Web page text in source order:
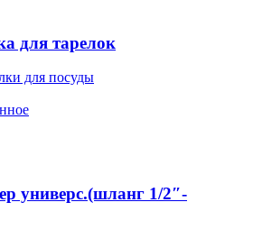
для тарелок
для посуды
универс.(шланг 1/2″-